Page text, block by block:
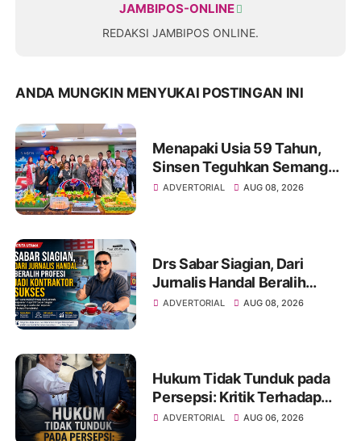
JAMBIPOS-ONLINE
REDAKSI JAMBIPOS ONLINE.
ANDA MUNGKIN MENYUKAI POSTINGAN INI
Menapaki Usia 59 Tahun,
Sinsen Teguhkan Semangat
“Sustainably Growing”
ADVERTORIAL AUG 08, 2026
Drs Sabar Siagian, Dari
Jurnalis Handal Beralih
Profesi Jadi Kontraktor
ADVERTORIAL AUG 08, 2026
Hukum Tidak Tunduk pada
Persepsi: Kritik Terhadap
Monopoli Kebenaran oleh
ADVERTORIAL AUG 06, 2026